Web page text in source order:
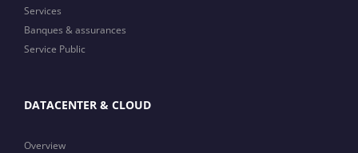
Services
Banques & assurances
Service Public
DATACENTER & CLOUD
Overview